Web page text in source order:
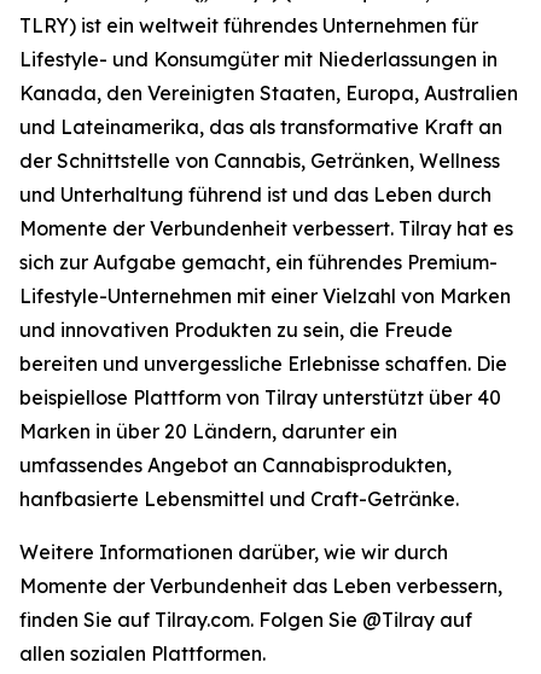
TLRY) ist ein weltweit führendes Unternehmen für
Lifestyle- und Konsumgüter mit Niederlassungen in
Kanada, den Vereinigten Staaten, Europa, Australien
und Lateinamerika, das als transformative Kraft an
der Schnittstelle von Cannabis, Getränken, Wellness
und Unterhaltung führend ist und das Leben durch
Momente der Verbundenheit verbessert. Tilray hat es
sich zur Aufgabe gemacht, ein führendes Premium-
Lifestyle-Unternehmen mit einer Vielzahl von Marken
und innovativen Produkten zu sein, die Freude
bereiten und unvergessliche Erlebnisse schaffen. Die
beispiellose Plattform von Tilray unterstützt über 40
Marken in über 20 Ländern, darunter ein
umfassendes Angebot an Cannabisprodukten,
hanfbasierte Lebensmittel und Craft-Getränke.
Weitere Informationen darüber, wie wir durch
Momente der Verbundenheit das Leben verbessern,
finden Sie auf Tilray.com. Folgen Sie @Tilray auf
allen sozialen Plattformen.